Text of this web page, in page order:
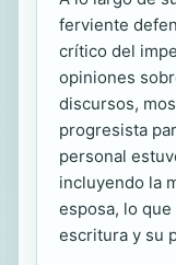
ferviente
crítico del
opiniones
discursos,
progresista
personal
incluyendo la
esposa, lo
escritura y su